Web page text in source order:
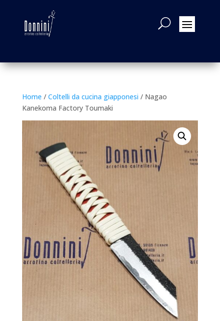
Home / Coltelli da cucina giapponesi / Nagao
Kanekoma Factory Toumaki